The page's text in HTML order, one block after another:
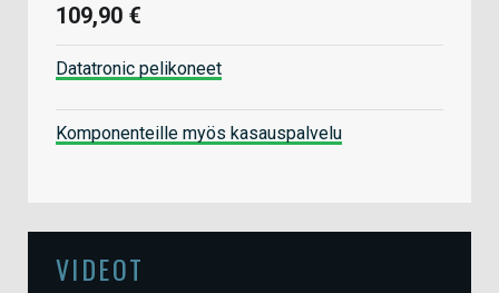
109,90 €
Datatronic pelikoneet
Komponenteille myös kasauspalvelu
VIDEOT